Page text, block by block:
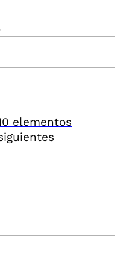
elementos